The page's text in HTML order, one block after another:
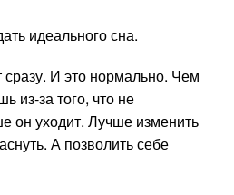
идеального сна.
сразу. И это нормально. Чем
из-за того, что не
он уходит. Лучше изменить
А позволить себе